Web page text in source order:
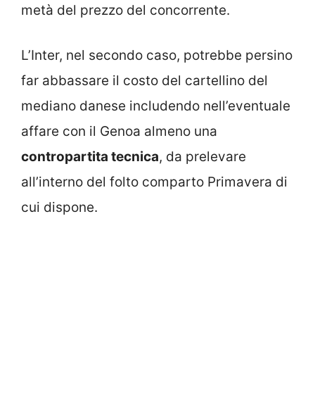
metà del prezzo del concorrente.
L’Inter, nel secondo caso, potrebbe persino
far abbassare il costo del cartellino del
mediano danese includendo nell’eventuale
affare con il Genoa almeno una
contropartita tecnica, da prelevare
all’interno del folto comparto Primavera di
cui dispone.